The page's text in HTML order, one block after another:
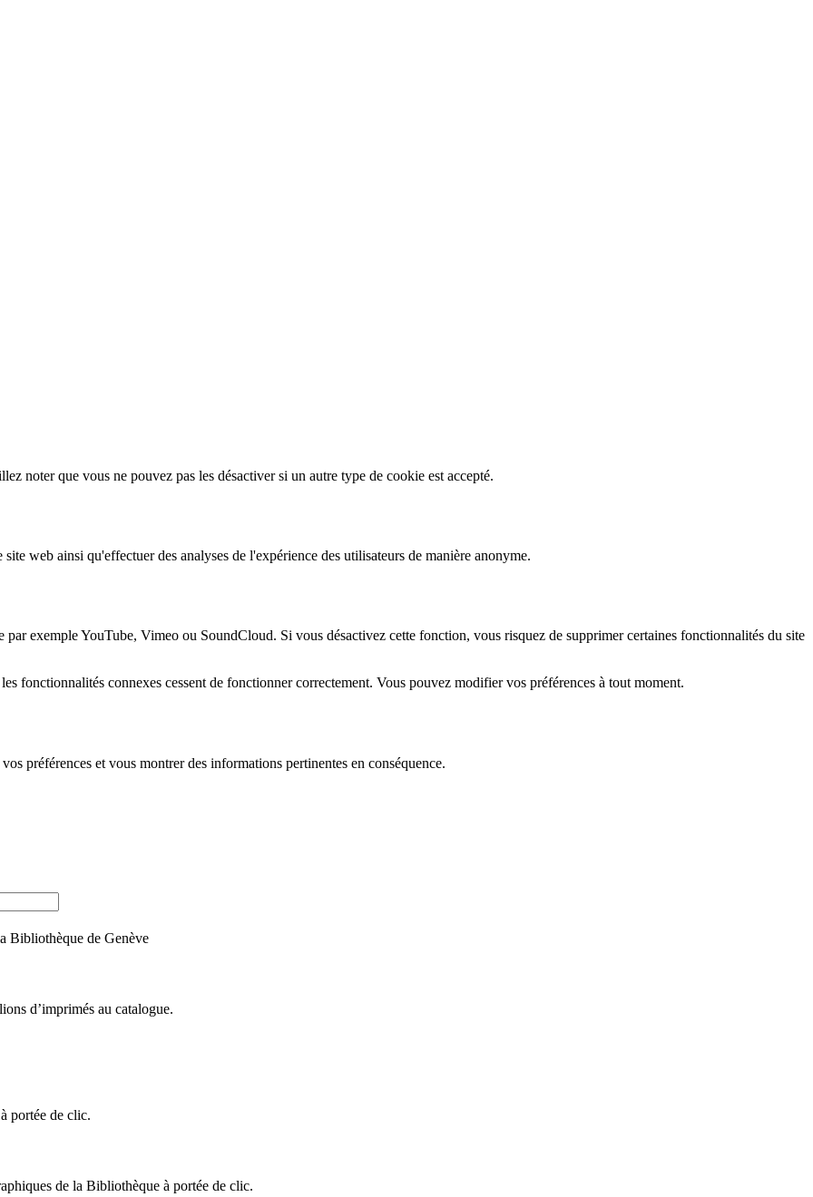
noter que vous ne pouvez pas les désactiver si un autre type de cookie est accepté.
web ainsi qu'effectuer des analyses de l'expérience des utilisateurs de manière anonyme.
exemple YouTube, Vimeo ou SoundCloud. Si vous désactivez cette fonction, vous risquez de supprimer certaines fonctionnalités du site
fonctionnalités connexes cessent de fonctionner correctement. Vous pouvez modifier vos préférences à tout moment.
préférences et vous montrer des informations pertinentes en conséquence.
Bibliothèque de Genève
d’imprimés au catalogue.
portée de clic.
de la Bibliothèque à portée de clic.